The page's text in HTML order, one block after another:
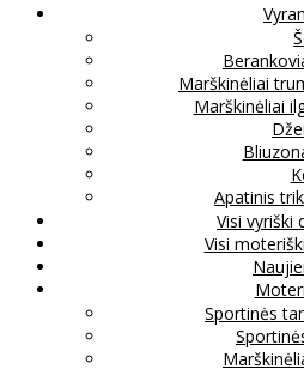
Marškinėliai
Marškinėliai
Apatinis
Visi vyriški
Visi
Sportinės